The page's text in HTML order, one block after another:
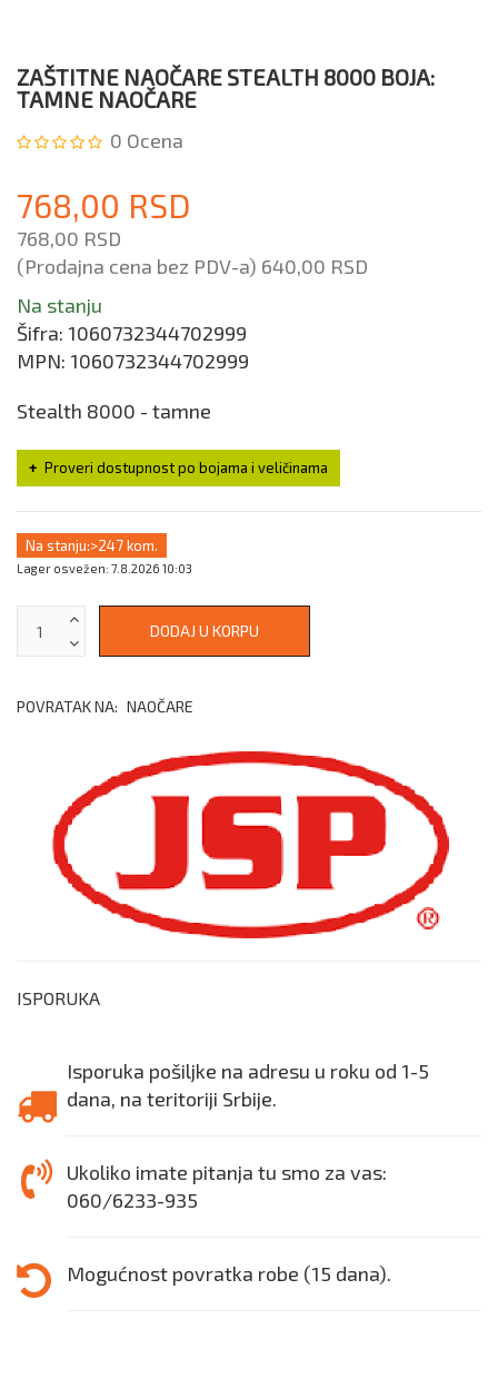
ZAŠTITNE NAOČARE STEALTH 8000 BOJA:
TAMNE NAOČARE
0 Ocena
768,00 RSD
768,00 RSD
(Prodajna cena bez PDV-a) 640,00 RSD
Na stanju
Šifra: 1060732344702999
MPN: 1060732344702999
Stealth 8000 - tamne
Proveri dostupnost po bojama i veličinama
Na stanju:>247 kom.
Lager osvežen: 7.8.2026 10:03
POVRATAK NA: NAOČARE
ISPORUKA
Isporuka pošiljke na adresu u roku od 1-5
dana, na teritoriji Srbije.
Ukoliko imate pitanja tu smo za vas:
060/6233-935
Mogućnost povratka robe (15 dana).